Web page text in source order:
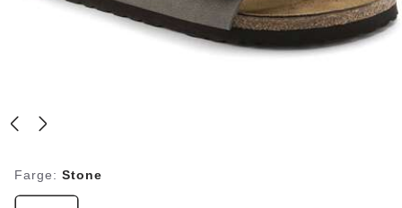
Farge: Stone